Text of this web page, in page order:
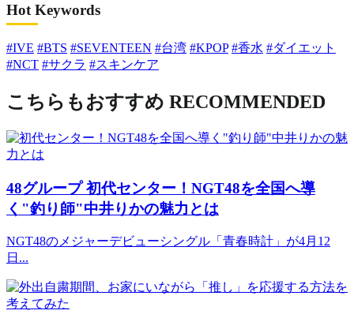
Hot Keywords
#IVE #BTS #SEVENTEEN #台湾 #KPOP #香水 #ダイエット
#NCT #サクラ #スキンケア
こちらもおすすめ RECOMMENDED
48グループ初代センター！NGT48を全国へ導
く"釣り師"中井りかの魅力とは
NGT48のメジャーデビューシングル「青春時計」が4月12
日...